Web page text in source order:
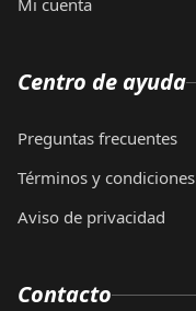
Mi cuenta
Centro de ayuda
Preguntas frecuentes
Términos y condiciones
Aviso de privacidad
Contacto